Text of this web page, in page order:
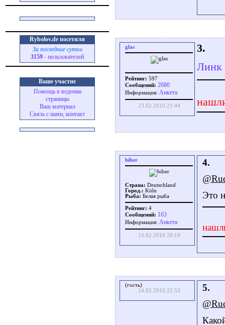
Rybolov.de посетили
За последние сутки
3159 - пользователей
Ваше участие
Помощь в ведении
страницы
Ваш материал
Связь с нами, контакт
glas
Рейтинг: 597
Сообщений: 2680
Информация: Aнкета
23.02.2010 21:44
3.
Линк
biber
Страна: Deutschland
Город.: Köln
Рыба: Белая рыба
Рейтинг: 4
Сообщений: 163
Информация: Aнкета
24.02.2010 20:19
4.
Это
(гость)
24.02.2010 22:53
5.